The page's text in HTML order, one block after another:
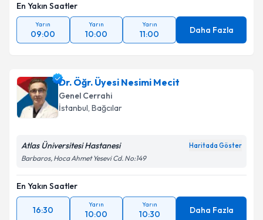
En Yakın Saatler
Yarın
09:00
Yarın
10:00
Yarın
11:00 Daha Fazla
Dr. Öğr. Üyesi Nesimi Mecit
Genel Cerrahi
İstanbul, Bağcılar
Atlas Üniversitesi Hastanesi Haritada Göster
Barbaros, Hoca Ahmet Yesevi Cd. No:149
En Yakın Saatler
16:30
Yarın
10:00
Yarın
10:30 Daha Fazla